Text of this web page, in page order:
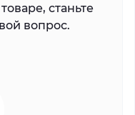
станьте
вопрос.